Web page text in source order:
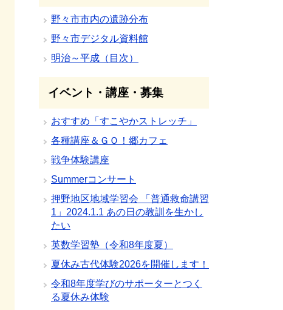
野々市市内の遺跡分布
野々市デジタル資料館
明治～平成（目次）
イベント・講座・募集
おすすめ「すこやかストレッチ」
各種講座＆ＧＯ！郷カフェ
戦争体験講座
Summerコンサート
押野地区地域学習会 「普通救命講習
1」2024.1.1 あの日の教訓を生かし
たい
英数学習塾（令和8年度夏）
夏休み古代体験2026を開催します！
令和8年度学びのサポーターとつく
る夏休み体験